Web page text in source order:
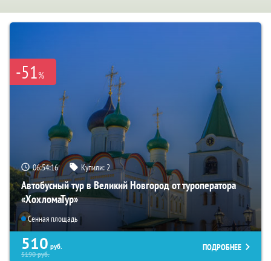
-51%
06:54:14 Купили:2
Автобусный тур в Великий Новгород от туроператора
«ХохломаТур»
Сенная площадь
510 руб.
5190руб.
ПОДРОБНЕЕ